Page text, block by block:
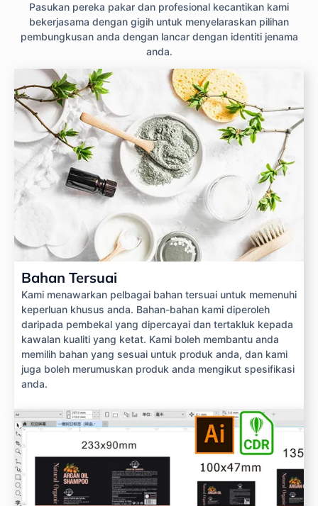
Pasukan pereka pakar dan profesional kecantikan kami
bekerjasama dengan gigih untuk menyelaraskan pilihan
pembungkusan anda dengan lancar dengan identiti jenama
anda.
Bahan Tersuai
Kami menawarkan pelbagai bahan tersuai untuk memenuhi
keperluan khusus anda. Bahan-bahan kami diperoleh
daripada pembekal yang dipercayai dan tertakluk kepada
kawalan kualiti yang ketat. Kami boleh membantu anda
memilih bahan yang sesuai untuk produk anda, dan kami
juga boleh merumuskan produk anda mengikut spesifikasi
anda.